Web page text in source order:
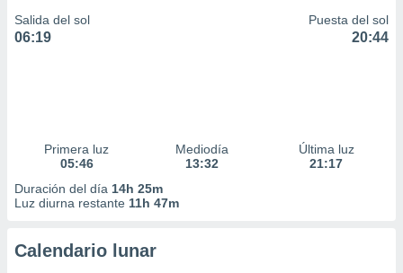
Salida del sol
06:19
Puesta del sol
20:44
Primera luz
05:46
Mediodía
13:32
Última luz
21:17
Duración del día 14h 25m
Luz diurna restante 11h 47m
Calendario lunar